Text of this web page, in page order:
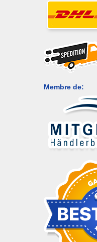
Membre de: